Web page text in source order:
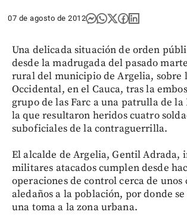
07 de agosto de 2012
Una delicada situación de orden
desde la madrugada del pasado
rural del municipio de Argelia, sobre
Occidental, en el Cauca, tras la
grupo de las Farc a una patrulla de la
la que resultaron heridos cuatro
suboficiales de la contraguerrilla.
El alcalde de Argelia, Gentil Adrada,
militares atacados cumplen desde
operaciones de control cerca de unos
aledaños a la población, por donde
una toma a la zona urbana.